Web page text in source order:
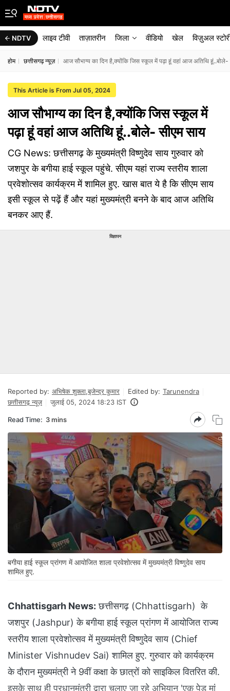
NDTV लाइव टीवी ताज़ातरीन जिला वीडियो खेल विज़ुअल
होम छत्तीसगढ़ न्यूज़ आज सौभाग्य का दिन है,क्योंकि जिस स्कूल में पढ़ा हूं वहां आज अतिथि हूं..बोले-
This Article is From Jul 05, 2024
आज सौभाग्य का दिन है,क्योंकि जिस स्कूल में
पढ़ा हूं वहां आज अतिथि हूं..बोले- सीएम साय
CG News: छत्तीसगढ़ के मुख्यमंत्री विष्णुदेव साय गुरुवार को
जशपुर के बगीया हाई स्कूल पहुंचे. सीएम यहां राज्य स्तरीय शाला
प्रवेशोत्सव कार्यक्रम में शामिल हुए. खास बात ये है कि सीएम साय
इसी स्कूल से पढ़ें हैं और यहां मुख्यमंत्री बनने के बाद आज अतिथि
बनकर आए हैं.
विज्ञापन
Reported by: अभिषेक शुक्ला,बृजेन्द्र कुमार Edited by: Tarunendra
छत्तीसगढ़ न्यूज़
जुलाई 05, 2024 18:23 IST
Read Time: 3 mins
बगीया हाई स्कूल प्रांगण में आयोजित शाला प्रवेशोत्सव में मुख्यमंत्री विष्णुदेव साय
शामिल हुए.
Chhattisgarh News: छत्तीसगढ़ (Chhattisgarh) के
जशपुर (Jashpur) के बगीया हाई स्कूल प्रांगण में आयोजित राज्य
स्तरीय शाला प्रवेशोत्सव में मुख्यमंत्री विष्णुदेव साय (Chief
Minister Vishnudev Sai) शामिल हुए. गुरुवार को कार्यक्रम
के दौरान मुख्यमंत्री ने 9वीं कक्षा के छात्रों को साइकिल वितरित की.
इसके साथ ही प्रधानमंत्री द्वारा चलाए जा रहे अभियान 'एक पेड़ मां